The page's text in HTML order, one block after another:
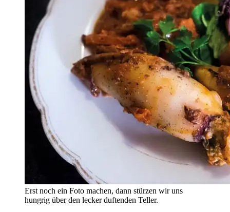
Erst noch ein Foto machen, dann stürzen wir uns
hungrig über den lecker duftenden Teller.